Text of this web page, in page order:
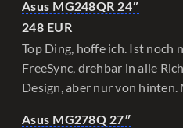
Asus MG248QR 24″
248 EUR
Top Ding, hoffe ich. Ist noch
FreeSync, drehbar in alle
Design, aber nur von hinten.
Asus MG278Q 27″